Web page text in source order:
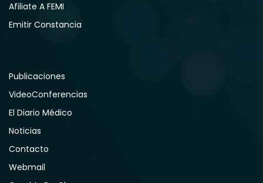
Afiliate A FEMI
Emitir Constancia
Publicaciones
VideoConferencias
El Diario Médico
Noticias
Contacto
Webmail